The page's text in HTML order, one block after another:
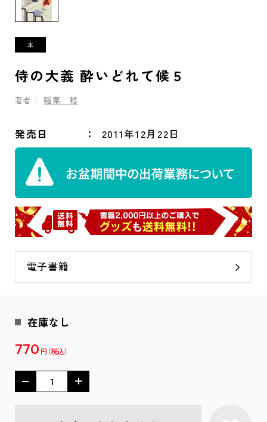
侍の大義 酔いどれて候５
著者： 稲葉 稔
発売日 2011年12月22日
電子書籍
在庫なし
770 円